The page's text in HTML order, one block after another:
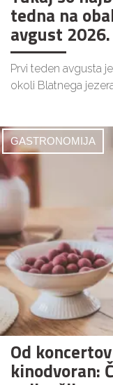
tedna na
avgust 2026.
Prvi teden avgusta
okoli Blatnega
GASTRONOMIJA
Od
kinodvoran: